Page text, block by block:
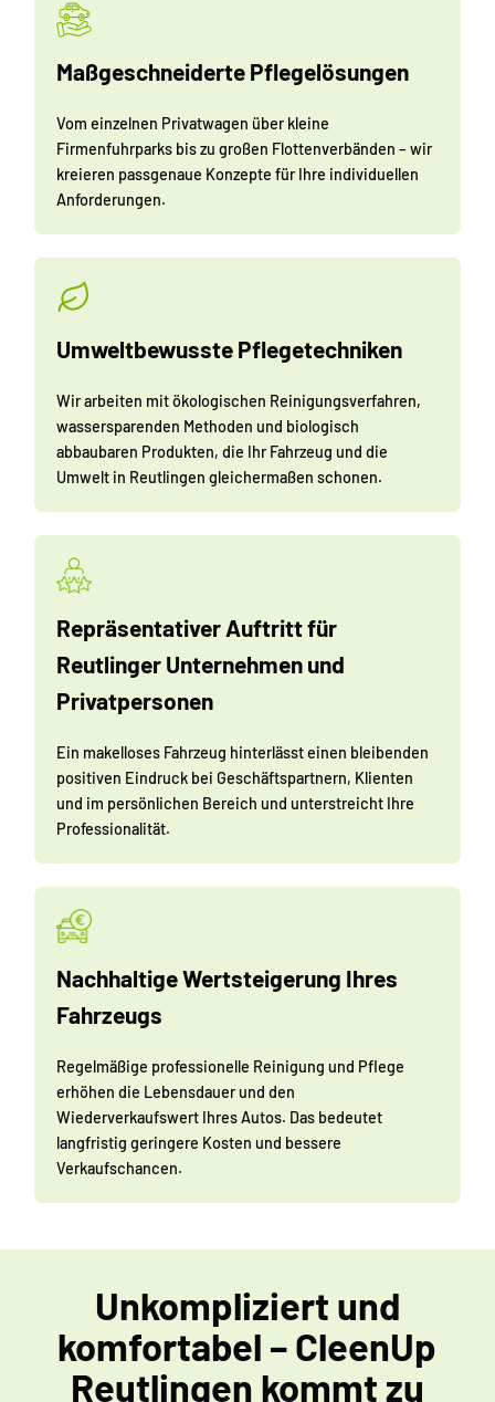
Maßgeschneiderte Pflegelösungen
Vom einzelnen Privatwagen über kleine
Firmenfuhrparks bis zu großen Flottenverbänden – wir
kreieren passgenaue Konzepte für Ihre individuellen
Anforderungen.
Umweltbewusste Pflegetechniken
Wir arbeiten mit ökologischen Reinigungsverfahren,
wassersparenden Methoden und biologisch
abbaubaren Produkten, die Ihr Fahrzeug und die
Umwelt in Reutlingen gleichermaßen schonen.
Repräsentativer Auftritt für
Reutlinger Unternehmen und
Privatpersonen
Ein makelloses Fahrzeug hinterlässt einen bleibenden
positiven Eindruck bei Geschäftspartnern, Klienten
und im persönlichen Bereich und unterstreicht Ihre
Professionalität.
Nachhaltige Wertsteigerung Ihres
Fahrzeugs
Regelmäßige professionelle Reinigung und Pflege
erhöhen die Lebensdauer und den
Wiederverkaufswert Ihres Autos. Das bedeutet
langfristig geringere Kosten und bessere
Verkaufschancen.
Unkompliziert und
komfortabel – CleenUp
Reutlingen kommt zu